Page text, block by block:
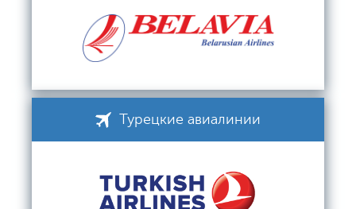
Турецкие авиалинии